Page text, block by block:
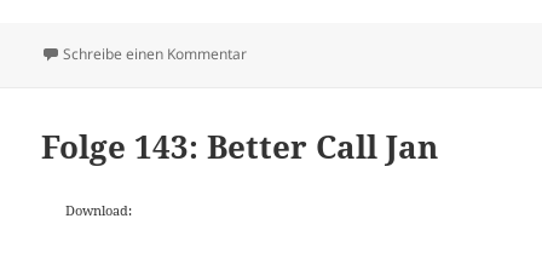
Schreibe einen Kommentarzu Folge 144: Bruno Kramm
Folge 143: Better Call Jan
Download: